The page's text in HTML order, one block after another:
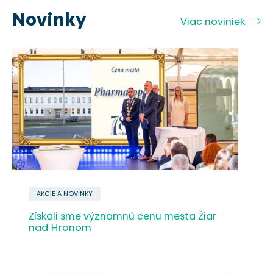
Novinky Viac noviniek
AKCIE A NOVINKY
Získali sme významnú cenu mesta Žiar
nad Hronom